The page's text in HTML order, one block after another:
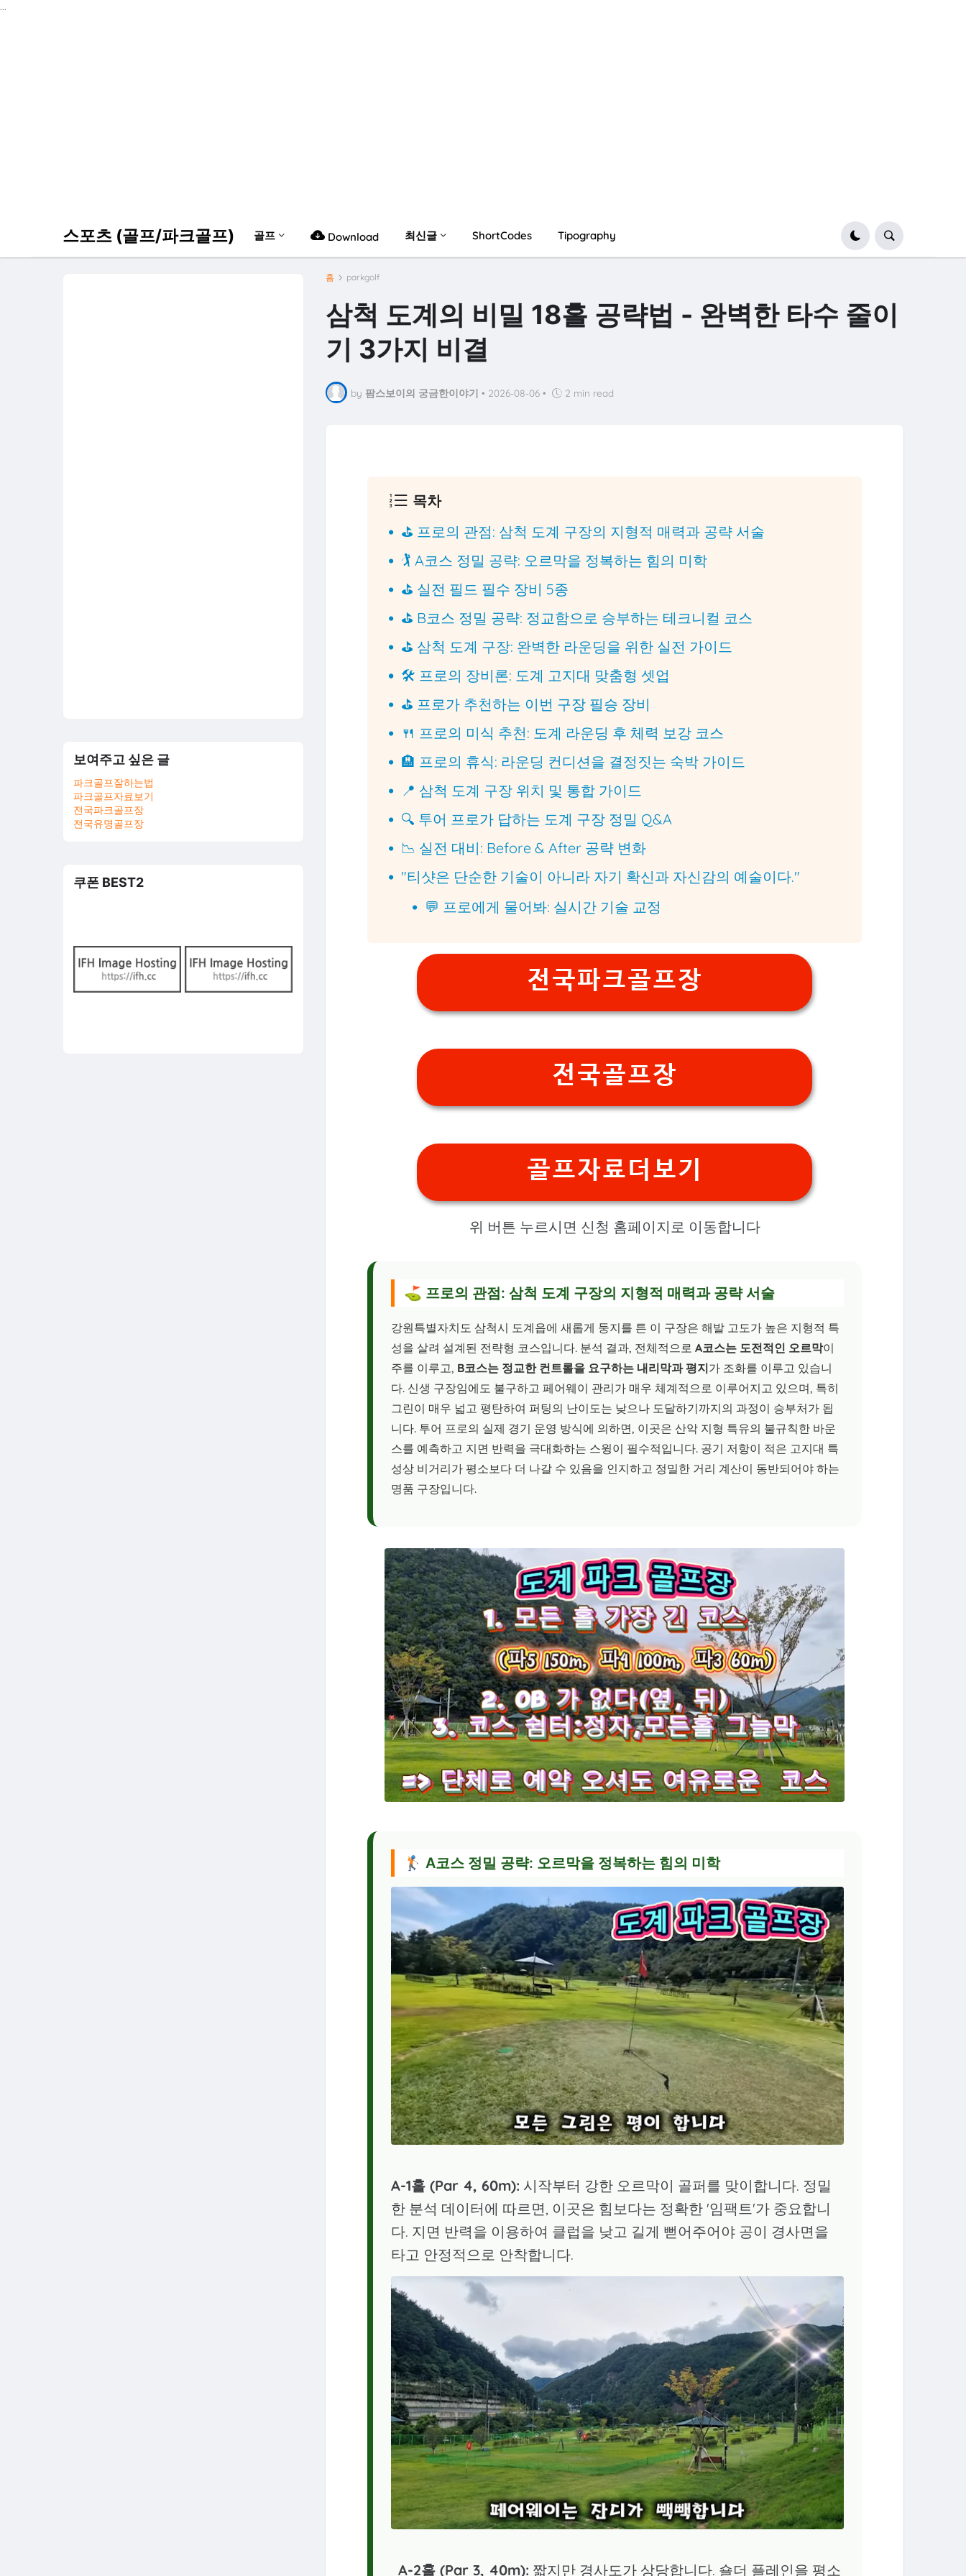
...
스포츠 (골프/파크골프) 골프 Download 최신글 ShortCodes Tipography
홈 parkgolf
삼척 도계의 비밀 18홀 공략법 - 완벽한 타수 줄이
기 3가지 비결
by 팜스보이의 궁금한이야기 • 2026-08-06 • 2 min read
목차
⛳ 프로의 관점: 삼척 도계 구장의 지형적 매력과 공략 서술
🏌️ A코스 정밀 공략: 오르막을 정복하는 힘의 미학
⛳ 실전 필드 필수 장비 5종
⛳ B코스 정밀 공략: 정교함으로 승부하는 테크니컬 코스
⛳ 삼척 도계 구장: 완벽한 라운딩을 위한 실전 가이드
🛠️ 프로의 장비론: 도계 고지대 맞춤형 셋업
⛳ 프로가 추천하는 이번 구장 필승 장비
🍴 프로의 미식 추천: 도계 라운딩 후 체력 보강 코스
🏨 프로의 휴식: 라운딩 컨디션을 결정짓는 숙박 가이드
📍 삼척 도계 구장 위치 및 통합 가이드
🔍 투어 프로가 답하는 도계 구장 정밀 Q&A
📉 실전 대비: Before & After 공략 변화
"티샷은 단순한 기술이 아니라 자기 확신과 자신감의 예술이다."
💬 프로에게 물어봐: 실시간 기술 교정
전국파크골프장
전국골프장
골프자료더보기
위 버튼 누르시면 신청 홈페이지로 이동합니다
⛳ 프로의 관점: 삼척 도계 구장의 지형적 매력과 공략 서술
강원특별자치도 삼척시 도계읍에 새롭게 둥지를 튼 이 구장은 해발 고도가 높은 지형적 특
성을 살려 설계된 전략형 코스입니다. 분석 결과, 전체적으로 A코스는 도전적인 오르막이
주를 이루고, B코스는 정교한 컨트롤을 요구하는 내리막과 평지가 조화를 이루고 있습니
다. 신생 구장임에도 불구하고 페어웨이 관리가 매우 체계적으로 이루어지고 있으며, 특히
그린이 매우 넓고 평탄하여 퍼팅의 난이도는 낮으나 도달하기까지의 과정이 승부처가 됩
니다. 투어 프로의 실제 경기 운영 방식에 의하면, 이곳은 산악 지형 특유의 불규칙한 바운
스를 예측하고 지면 반력을 극대화하는 스윙이 필수적입니다. 공기 저항이 적은 고지대 특
성상 비거리가 평소보다 더 나갈 수 있음을 인지하고 정밀한 거리 계산이 동반되어야 하는
명품 구장입니다.
🏌️ A코스 정밀 공략: 오르막을 정복하는 힘의 미학
A-1홀 (Par 4, 60m): 시작부터 강한 오르막이 골퍼를 맞이합니다. 정밀
한 분석 데이터에 따르면, 이곳은 힘보다는 정확한 '임팩트'가 중요합니
다. 지면 반력을 이용하여 클럽을 낮고 길게 뻗어주어야 공이 경사면을
타고 안정적으로 안착합니다.
A-2홀 (Par 3, 40m): 짧지만 경사도가 상당합니다. 숄더 플레인을 평소
보여주고 싶은 글
파크골프잘하는법
파크골프자료보기
전국파크골프장
전국유명골프장
쿠폰 BEST2